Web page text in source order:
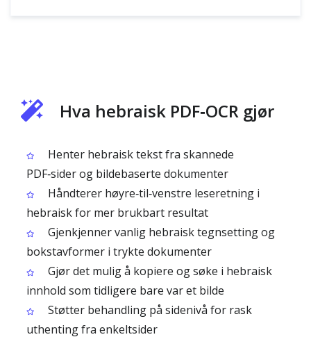
Hva hebraisk PDF‑OCR gjør
Henter hebraisk tekst fra skannede
PDF‑sider og bildebaserte dokumenter
Håndterer høyre‑til‑venstre leseretning i
hebraisk for mer brukbart resultat
Gjenkjenner vanlig hebraisk tegnsetting og
bokstavformer i trykte dokumenter
Gjør det mulig å kopiere og søke i hebraisk
innhold som tidligere bare var et bilde
Støtter behandling på sidenivå for rask
uthenting fra enkelt­sider